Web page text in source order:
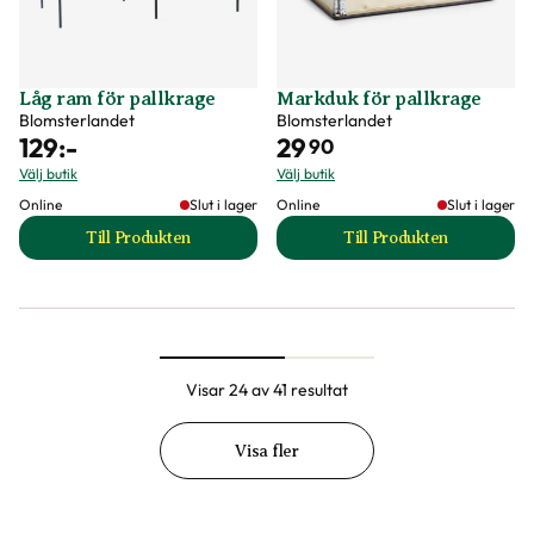
Låg ram för pallkrage
Blomsterlandet
129:-
Välj butik
Online
Slut i lager
Till Produkten
till Låg ram för pallkrage produktsida
Markduk för pallkrage
Blomsterlandet
2990
Välj butik
Online
Slut i lager
Till Produkten
till Markduk för
Visar 24 av 41 resultat
Visa fler